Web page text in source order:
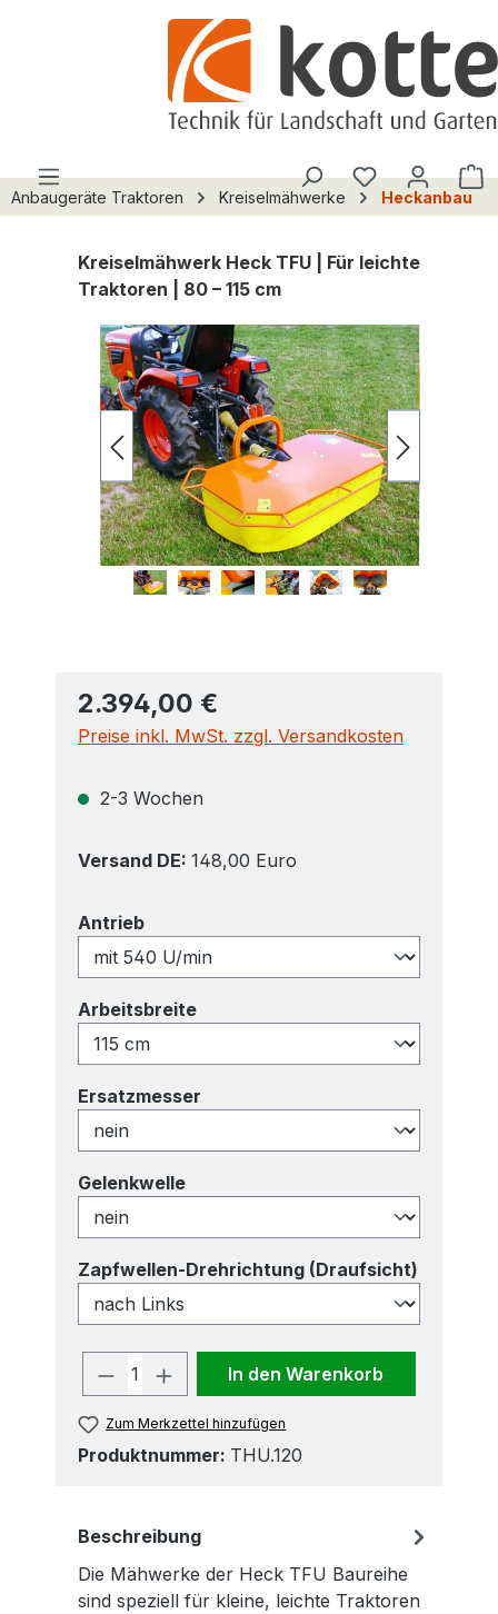
Du hast 0
Anbaugeräte Traktoren Kreiselmähwerke Heckanbau
Kreiselmähwerk Heck TFU | Für leichte
Traktoren | 80 – 115 cm
Bildergalerie überspringen
2.394,00 €
Preise inkl. MwSt. zzgl. Versandkosten
2-3 Wochen
Versand DE: 148,00 Euro
Antriebauswählen
Arbeitsbreiteauswählen
Ersatzmesser
Gelenkwelleauswählen
Zapfwellen-Drehrichtung (Draufsicht)
Produkt Anzahl: Gib den
In den Warenkorb
Zum Merkzettel hinzufügen
Produktnummer: THU.120
Beschreibung
Die Mähwerke der Heck TFU Baureihe
sind speziell für kleine, leichte Traktoren